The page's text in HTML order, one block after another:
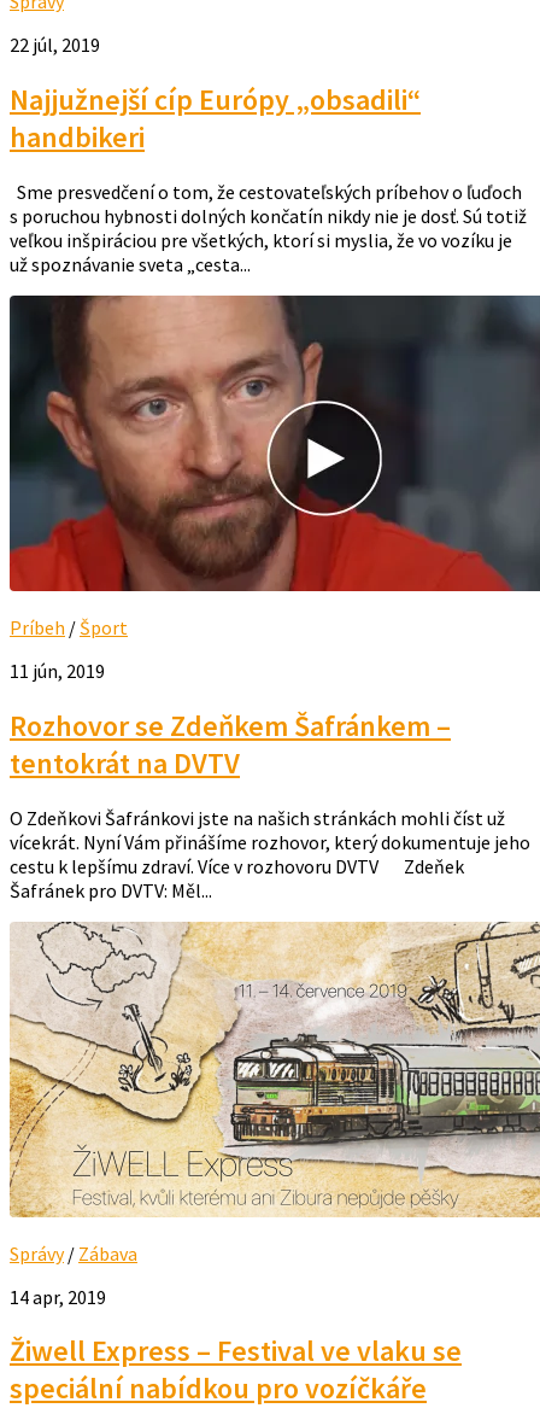
22 júl, 2019
Najjužnejší cíp Európy „obsadili“
handbikeri
Sme presvedčení o tom, že cestovateľských príbehov o ľuďoch
s poruchou hybnosti dolných končatín nikdy nie je dosť. Sú totiž
veľkou inšpiráciou pre všetkých, ktorí si myslia, že vo vozíku je
už spoznávanie sveta „cesta...
Príbeh /Šport
11 jún, 2019
Rozhovor se Zdeňkem Šafránkem –
tentokrát na DVTV
O Zdeňkovi Šafránkovi jste na našich stránkách mohli číst už
vícekrát. Nyní Vám přinášíme rozhovor, který dokumentuje jeho
cestu k lepšímu zdraví. Více v rozhovoru DVTV Zdeňek
Šafránek pro DVTV: Měl...
Správy/ Zábava
14 apr, 2019
Žiwell Express – Festival ve vlaku se
speciální nabídkou pro vozíčkáře